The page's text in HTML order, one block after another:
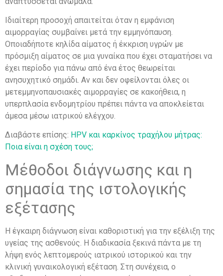
Ιδιαίτερη προσοχή απαιτείται όταν η εμφάνιση
αιμορραγίας συμβαίνει μετά την εμμηνόπαυση.
Οποιαδήποτε κηλίδα αίματος ή έκκριση υγρών με
πρόσμιξη αίματος σε μια γυναίκα που έχει σταματήσει να
έχει περίοδο για πάνω από ένα έτος θεωρείται
ανησυχητικό σημάδι. Αν και δεν οφείλονται όλες οι
μετεμμηνοπαυσιακές αιμορραγίες σε κακοήθεια, η
υπερπλασία ενδομητρίου πρέπει πάντα να αποκλείεται
άμεσα μέσω ιατρικού ελέγχου.
Διαβάστε επίσης: HPV και καρκίνος τραχήλου μήτρας:
Ποια είναι η σχέση τους;
Μέθοδοι διάγνωσης και η
σημασία της ιστολογικής
εξέτασης
Η έγκαιρη διάγνωση είναι καθοριστική για την εξέλιξη της
υγείας της ασθενούς. Η διαδικασία ξεκινά πάντα με τη
λήψη ενός λεπτομερούς ιατρικού ιστορικού και την
κλινική γυναικολογική εξέταση. Στη συνέχεια, ο